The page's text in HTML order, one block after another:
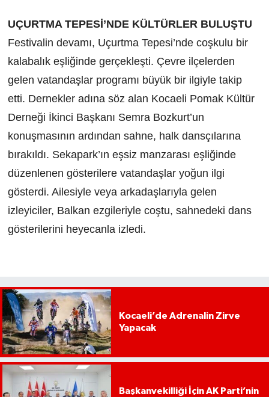
UÇURTMA TEPESİ’NDE KÜLTÜRLER BULUŞTU
Festivalin devamı, Uçurtma Tepesi’nde coşkulu bir
kalabalık eşliğinde gerçekleşti. Çevre ilçelerden
gelen vatandaşlar programı büyük bir ilgiyle takip
etti. Dernekler adına söz alan Kocaeli Pomak Kültür
Derneği İkinci Başkanı Semra Bozkurt’un
konuşmasının ardından sahne, halk dansçılarına
bırakıldı. Sekapark’ın eşsiz manzarası eşliğinde
düzenlenen gösterilere vatandaşlar yoğun ilgi
gösterdi. Ailesiyle veya arkadaşlarıyla gelen
izleyiciler, Balkan ezgileriyle coştu, sahnedeki dans
gösterilerini heyecanla izledi.
Kocaeli’de Adrenalin Zirve
Yapacak
Başkanvekilliği İçin AK Parti’nin